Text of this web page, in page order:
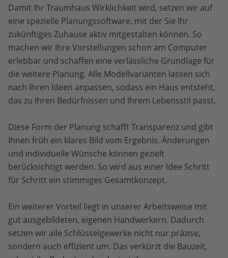
Damit Ihr Traumhaus Wirklichkeit wird, setzen wir auf
eine spezielle Planungssoftware, mit der Sie Ihr
zukünftiges Zuhause aktiv mitgestalten können. So
machen wir Ihre Vorstellungen schon am Computer
erlebbar und schaffen eine verlässliche Grundlage für
die weitere Planung. Alle Modellvarianten lassen sich
nach Ihren Ideen anpassen, sodass ein Haus entsteht,
das zu Ihren Bedürfnissen und Ihrem Lebensstil passt.
Diese Form der Planung schafft Transparenz und gibt
Ihnen früh ein klares Bild vom Ergebnis. Änderungen
und individuelle Wünsche können gezielt
berücksichtigt werden. So wird aus einer Idee Schritt
für Schritt ein stimmiges Gesamtkonzept.
Ein weiterer Vorteil liegt in unserer Arbeitsweise mit
gut ausgebildeten, eigenen Handwerkern. Dadurch
setzen wir alle Schlüsselgewerke nicht nur präzise,
sondern auch effizient um. Das verkürzt die Bauzeit,